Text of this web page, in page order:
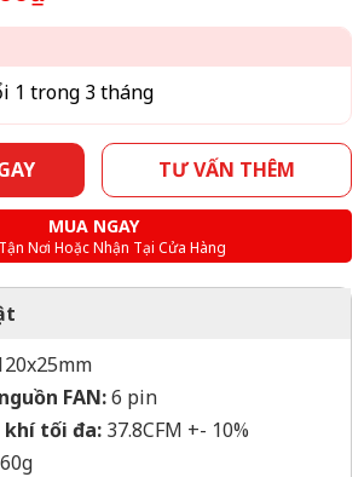
1 trong 3 tháng
TƯ VẤN THÊM
MUA NGAY
Nơi Hoặc Nhận Tại Cửa Hàng
FAN:6 pin
khí tối đa: 37.8CFM +- 10%